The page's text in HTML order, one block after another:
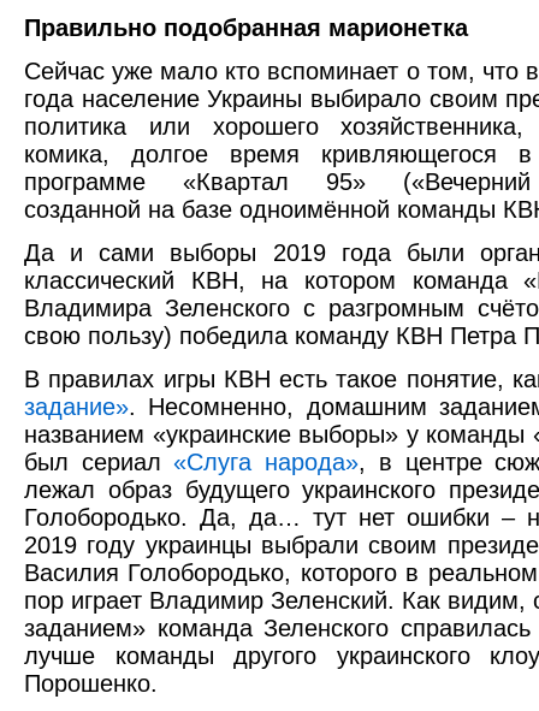
Правильно подобранная марионетка
Сейчас уже мало кто вспоминает о том, что
года население Украины выбирало своим
политика или хорошего
комика, долгое время кривляющегося в
программе «Квартал 95» («Вечерний
созданной на базе одноимённой команды
Да и сами выборы 2019 года были
классический КВН, на котором команда
Владимира Зеленского с разгромным
свою пользу) победила команду КВН Петра
В правилах игры КВН есть такое понятие,
задание». Несомненно, домашним
названием «украинские выборы» у команды
был сериал «Слуга народа», в центре
лежал образ будущего украинского
Голобородько. Да, да… тут нет ошибки –
2019 году украинцы выбрали своим
Василия Голобородько, которого в
пор играет Владимир Зеленский. Как
заданием» команда Зеленского справилась
лучше команды другого украинского
Порошенко.